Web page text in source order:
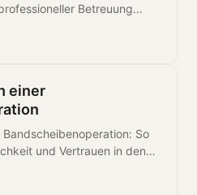
Betreuung
einer
So
und Vertrauen in den